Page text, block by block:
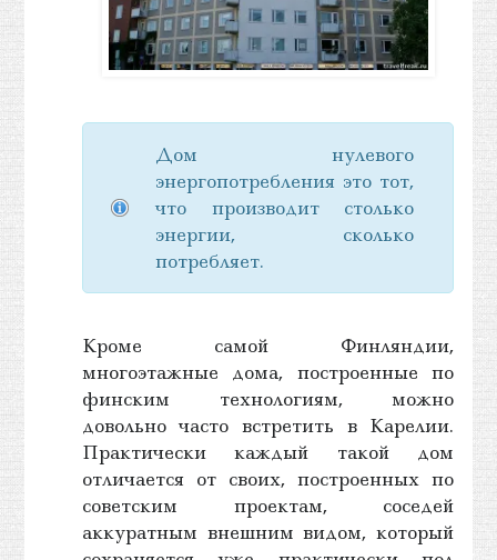
Дом нулевого
энергопотребления это тот,
что производит столько
энергии, сколько
потребляет.
Кроме самой Финляндии,
многоэтажные дома, построенные по
финским технологиям, можно
довольно часто встретить в Карелии.
Практически каждый такой дом
отличается от своих, построенных по
советским проектам, соседей
аккуратным внешним видом, который